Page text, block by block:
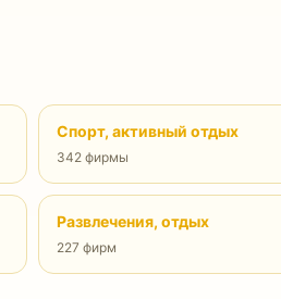
Спорт, активный отдых
342 фирмы
Развлечения, отдых
227 фирм